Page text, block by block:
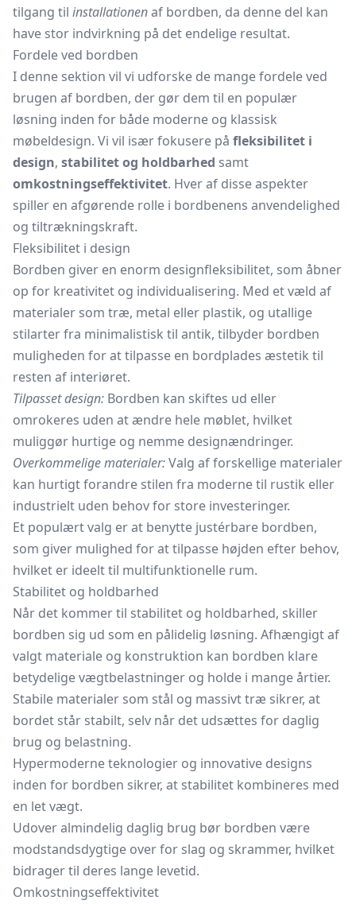
tilgang til installationenaf bordben, da denne del kan
have stor indvirkning på det endelige resultat.
Fordele ved bordben
I denne sektion vil vi udforske de mange fordele ved
brugen af bordben, der gør dem til en populær
løsning inden for både moderne og klassisk
møbeldesign. Vi vil især fokusere på fleksibilitet i
design, stabilitet og holdbarhed samt
omkostningseffektivitet. Hver af disse aspekter
spiller en afgørende rolle i bordbenens anvendelighed
og tiltrækningskraft.
Fleksibilitet i design
Bordben giver en enorm designfleksibilitet, som åbner
op for kreativitet og individualisering. Med et væld af
materialer som træ, metal eller plastik, og utallige
stilarter fra minimalistisk til antik, tilbyder bordben
muligheden for at tilpasse en bordplades æstetik til
resten af interiøret.
Tilpasset design: Bordben kan skiftes ud eller
omrokeres uden at ændre hele møblet, hvilket
muliggør hurtige og nemme designændringer.
Overkommelige materialer:Valg af forskellige materialer
kan hurtigt forandre stilen fra moderne til rustik eller
industrielt uden behov for store investeringer.
Et populært valg er at benytte justérbare bordben,
som giver mulighed for at tilpasse højden efter behov,
hvilket er ideelt til multifunktionelle rum.
Stabilitet og holdbarhed
Når det kommer til stabilitet og holdbarhed, skiller
bordben sig ud som en pålidelig løsning. Afhængigt af
valgt materiale og konstruktion kan bordben klare
betydelige vægtbelastninger og holde i mange årtier.
Stabile materialer som stål og massivt træ sikrer, at
bordet står stabilt, selv når det udsættes for daglig
brug og belastning.
Hypermoderne teknologier og innovative designs
inden for bordben sikrer, at stabilitet kombineres med
en let vægt.
Udover almindelig daglig brug bør bordben være
modstandsdygtige over for slag og skrammer, hvilket
bidrager til deres lange levetid.
Omkostningseffektivitet